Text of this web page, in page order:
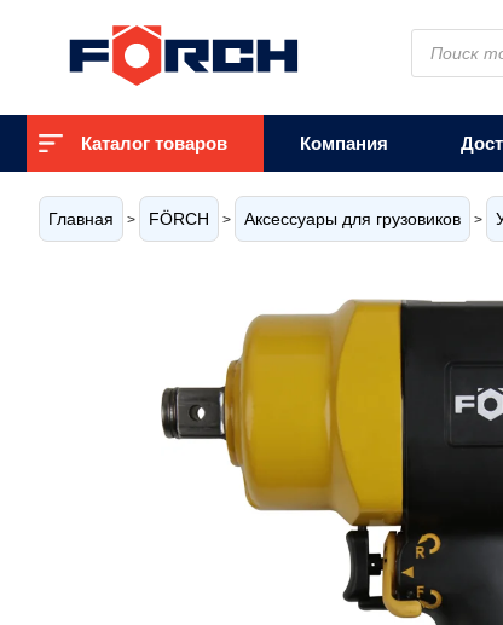
Поиск
товаров
Каталог товаров Компания
Главная > FÖRCH > Аксессуары для грузовиков >